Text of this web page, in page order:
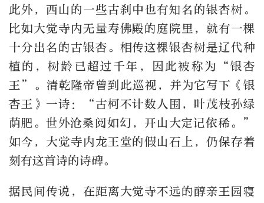
此外，西山的一些古刹中也有知名的银杏树。
比如大觉寺内无量寿佛殿的庭院里，就有一棵
十分出名的古银杏。相传这棵银杏树是辽代种
植的，树龄已超过千年，因此被称为“银杏
王”。清乾隆帝曾到此巡视，并为它写下《银
杏王》一诗：“古柯不计数人围，叶茂枝孙绿
荫肥。世外沧桑阅如幻，开山大定记依稀。”
如今，大觉寺内龙王堂的假山石上，仍保存着
刻有这首诗的诗碑。
据民间传说，在距离大觉寺不远的醇亲王园寝